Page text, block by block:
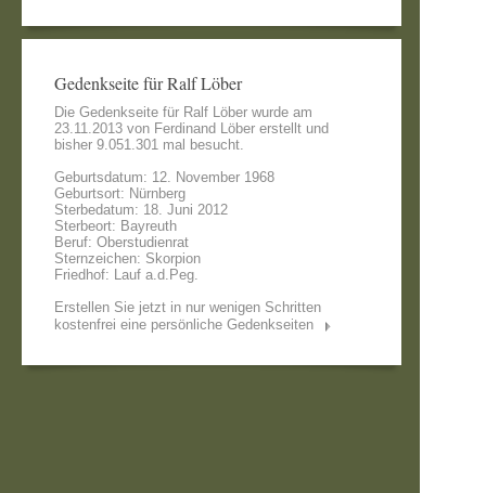
Gedenkseite für Ralf Löber
Die Gedenkseite für Ralf Löber wurde am
23.11.2013 von Ferdinand Löber erstellt und
bisher 9.051.301 mal besucht.
Geburtsdatum: 12. November 1968
Geburtsort: Nürnberg
Sterbedatum: 18. Juni 2012
Sterbeort: Bayreuth
Beruf: Oberstudienrat
Sternzeichen: Skorpion
Friedhof: Lauf a.d.Peg.
Erstellen Sie jetzt in nur wenigen Schritten
kostenfrei eine persönliche Gedenkseiten